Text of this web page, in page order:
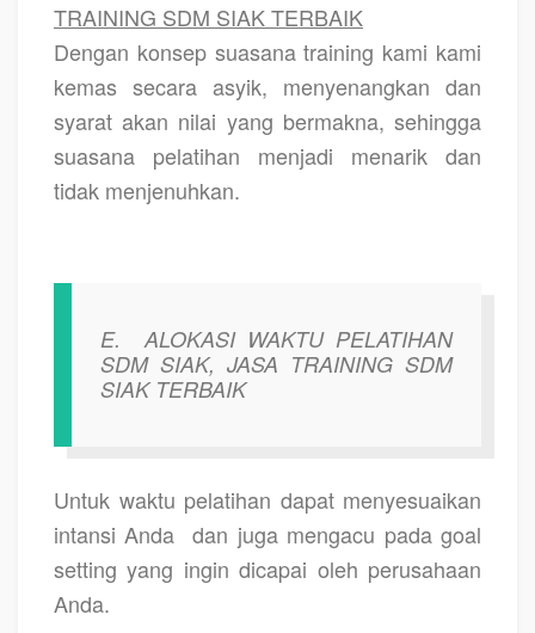
TRAINING SDM SIAK TERBAIK
Dengan konsep suasana training kami kami
kemas secara asyik, menyenangkan dan
syarat akan nilai yang bermakna, sehingga
suasana pelatihan menjadi menarik dan
tidak menjenuhkan.
E.
ALOKASI WAKTU PELATIHAN
SDM SIAK, JASA TRAINING SDM
SIAK TERBAIK
Untuk waktu pelatihan dapat menyesuaikan
intansi Anda dan juga mengacu pada goal
setting yang ingin dicapai oleh perusahaan
Anda.